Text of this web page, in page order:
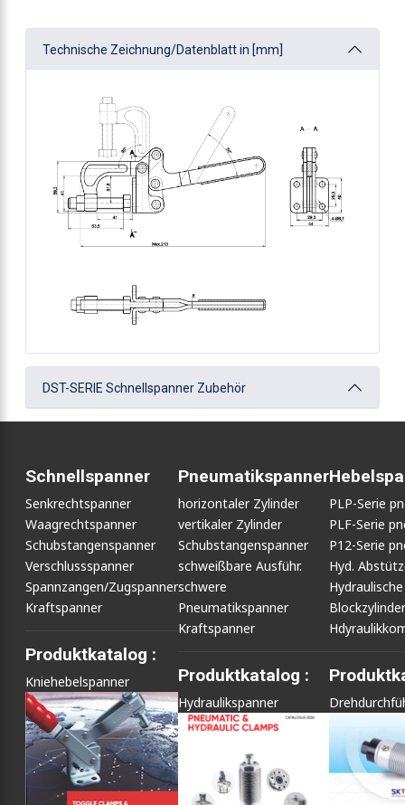
Technische Zeichnung/Datenblatt in [mm]
DST-SERIE Schnellspanner Zubehör
Schnellspanner
Senkrechtspanner
Waagrechtspanner
Schubstangenspanner
Verschlussspanner
Spannzangen/Zugspanner
Kraftspanner
Produktkatalog :
Kniehebelspanner
Pneumatikspanner
horizontaler Zylinder
vertikaler Zylinder
Schubstangenspanner
schweißbare Ausführ.
schwere
Pneumatikspanner
Kraftspanner
Produktkatalog :
Hydraulikspanner
PLP-Serie
PLF-Serie
P12-Serie
Hyd.
Hydraulische
Blockzylinder